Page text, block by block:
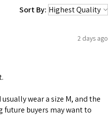
Sort By:
2 days ago
wear a size M, and the
buyers may want to